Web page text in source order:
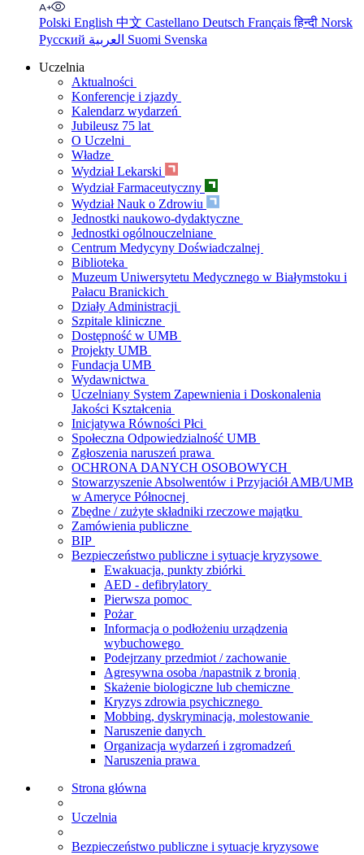
Polski English 中文 Castellano Deutsch Françaisहिन्दी Norsk
Русский
Suomi Svenska
Uczelnia
Aktualności
Konferencje i zjazdy
Kalendarz wydarzeń
Jubileusz 75 lat
O Uczelni
Władze
Wydział Lekarski
Wydział Farmaceutyczny
Wydział Nauk o Zdrowiu
Jednostki naukowo-dydaktyczne
Jednostki ogólnouczelniane
Centrum Medycyny Doświadczalnej
Biblioteka
Muzeum Uniwersytetu Medycznego w Białymstoku i
Pałacu Branickich
Działy Administracji
Szpitale kliniczne
Dostępność w UMB
Projekty UMB
Fundacja UMB
Wydawnictwa
Uczelniany System Zapewnienia i Doskonalenia
Jakości Kształcenia
Inicjatywa Równości Płci
Społeczna Odpowiedzialność UMB
Zgłoszenia naruszeń prawa
OCHRONA DANYCH OSOBOWYCH
Stowarzyszenie Absolwentów i Przyjaciół AMB/UMB
w Ameryce Północnej
Zbędne / zużyte składniki rzeczowe majątku
Zamówienia publiczne
BIP
Bezpieczeństwo publiczne i sytuacje kryzysowe
Ewakuacja, punkty zbiórki
AED - defibrylatory
Pierwsza pomoc
Pożar
Informacja o podłożeniu urządzenia
wybuchowego
Podejrzany przedmiot / zachowanie
Agresywna osoba /napastnik z bronią
Skażenie biologiczne lub chemiczne
Kryzys zdrowia psychicznego
Mobbing, dyskryminacja, molestowanie
Naruszenie danych
Organizacja wydarzeń i zgromadzeń
Naruszenia prawa
Strona główna
Uczelnia
Bezpieczeństwo publiczne i sytuacje kryzysowe